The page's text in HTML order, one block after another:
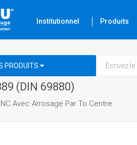
Institutionnel Produits
PRODUITS
(DIN 69880)
Avec Arrosage Par To Centre